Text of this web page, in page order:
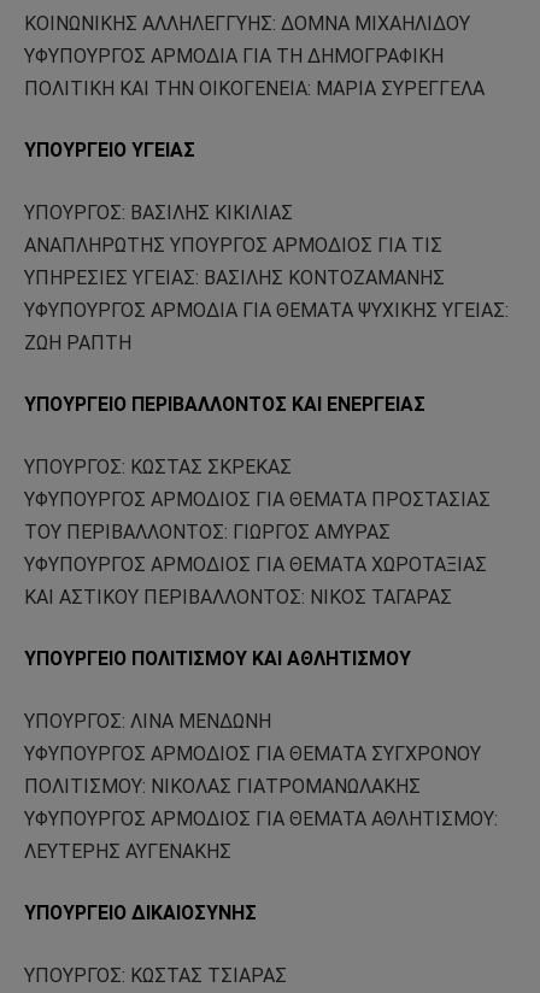
ΚΟΙΝΩΝΙΚΗΣ ΑΛΛΗΛΕΓΓΥΗΣ: ΔΟΜΝΑ ΜΙΧΑΗΛΙΔΟΥ
ΥΦΥΠΟΥΡΓΟΣ ΑΡΜΟΔΙΑ ΓΙΑ ΤΗ ΔΗΜΟΓΡΑΦΙΚΗ
ΠΟΛΙΤΙΚΗ ΚΑΙ ΤΗΝ ΟΙΚΟΓΕΝΕΙΑ: ΜΑΡΙΑ ΣΥΡΕΓΓΕΛΑ
ΥΠΟΥΡΓΕΙΟ ΥΓΕΙΑΣ
ΥΠΟΥΡΓΟΣ: ΒΑΣΙΛΗΣ ΚΙΚΙΛΙΑΣ
ΑΝΑΠΛΗΡΩΤΗΣ ΥΠΟΥΡΓΟΣ ΑΡΜΟΔΙΟΣ ΓΙΑ ΤΙΣ
ΥΠΗΡΕΣΙΕΣ ΥΓΕΙΑΣ: ΒΑΣΙΛΗΣ ΚΟΝΤΟΖΑΜΑΝΗΣ
ΥΦΥΠΟΥΡΓΟΣ ΑΡΜΟΔΙΑ ΓΙΑ ΘΕΜΑΤΑ ΨΥΧΙΚΗΣ ΥΓΕΙΑΣ:
ΖΩΗ ΡΑΠΤΗ
ΥΠΟΥΡΓΕΙΟ ΠΕΡΙΒΑΛΛΟΝΤΟΣ ΚΑΙ ΕΝΕΡΓΕΙΑΣ
ΥΠΟΥΡΓΟΣ: ΚΩΣΤΑΣ ΣΚΡΕΚΑΣ
ΥΦΥΠΟΥΡΓΟΣ ΑΡΜΟΔΙΟΣ ΓΙΑ ΘΕΜΑΤΑ ΠΡΟΣΤΑΣΙΑΣ
ΤΟΥ ΠΕΡΙΒΑΛΛΟΝΤΟΣ: ΓΙΩΡΓΟΣ ΑΜΥΡΑΣ
ΥΦΥΠΟΥΡΓΟΣ ΑΡΜΟΔΙΟΣ ΓΙΑ ΘΕΜΑΤΑ ΧΩΡΟΤΑΞΙΑΣ
ΚΑΙ ΑΣΤΙΚΟΥ ΠΕΡΙΒΑΛΛΟΝΤΟΣ: ΝΙΚΟΣ ΤΑΓΑΡΑΣ
ΥΠΟΥΡΓΕΙΟ ΠΟΛΙΤΙΣΜΟΥ ΚΑΙ ΑΘΛΗΤΙΣΜΟΥ
ΥΠΟΥΡΓΟΣ: ΛΙΝΑ ΜΕΝΔΩΝΗ
ΥΦΥΠΟΥΡΓΟΣ ΑΡΜΟΔΙΟΣ ΓΙΑ ΘΕΜΑΤΑ ΣΥΓΧΡΟΝΟΥ
ΠΟΛΙΤΙΣΜΟΥ: ΝΙΚΟΛΑΣ ΓΙΑΤΡΟΜΑΝΩΛΑΚΗΣ
ΥΦΥΠΟΥΡΓΟΣ ΑΡΜΟΔΙΟΣ ΓΙΑ ΘΕΜΑΤΑ ΑΘΛΗΤΙΣΜΟΥ:
ΛΕΥΤΕΡΗΣ ΑΥΓΕΝΑΚΗΣ
ΥΠΟΥΡΓΕΙΟ ΔΙΚΑΙΟΣΥΝΗΣ
ΥΠΟΥΡΓΟΣ: ΚΩΣΤΑΣ ΤΣΙΑΡΑΣ